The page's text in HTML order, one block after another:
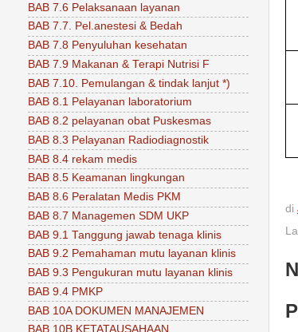
di
BAB 7.6 Pelaksanaan layanan
BAB 7.7. Pel.anestesi & Bedah
BAB 7.8 Penyuluhan kesehatan
BAB 7.9 Makanan & Terapi Nutrisi F
BAB 7.10. Pemulangan & tindak lanjut *)
BAB 8.1 Pelayanan laboratorium
BAB 8.2 pelayanan obat Puskesmas
BAB 8.3 Pelayanan Radiodiagnostik
BAB 8.4 rekam medis
BAB 8.5 Keamanan lingkungan
BAB 8.6 Peralatan Medis PKM
BAB 8.7 Managemen SDM UKP
BAB 9.1 Tanggung jawab tenaga klinis
BAB 9.2 Pemahaman mutu layanan klinis
BAB 9.3 Pengukuran mutu layanan klinis
BAB 9.4 PMKP
BAB 10A DOKUMEN MANAJEMEN
BAB 10B KETATAUSAHAAN